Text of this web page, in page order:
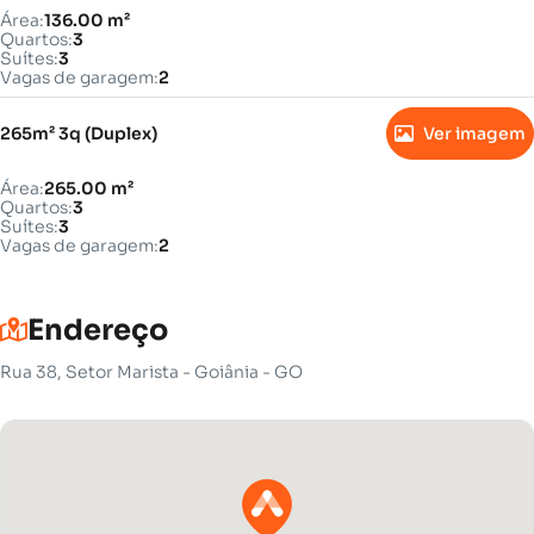
Área:136.00 m²
Quartos:3
Suítes:3
Vagas de garagem:2
265m² 3q (Duplex) Ver imagem
Área:265.00 m²
Quartos:3
Suítes:3
Vagas de garagem:2
Endereço
Rua 38, Setor Marista - Goiânia - GO